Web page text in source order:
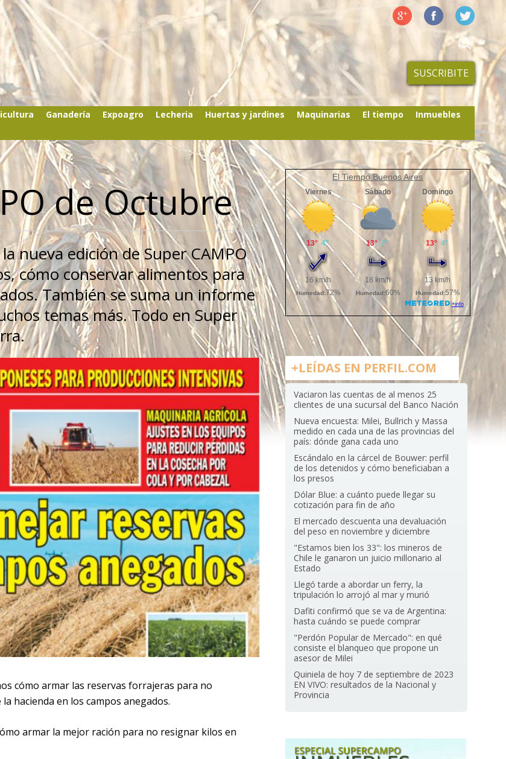
SUSCRIBITE
Ganadería Expoagro Lecheria Huertas y jardines Maquinarias El tiempo
Inmuebles
de Octubre
nueva edición de Super CAMPO
cómo conservar alimentos para
También se suma un informe
temas más. Todo en Super
cómo armar las reservas forrajeras para no
hacienda en los campos anegados.
armar la mejor ración para no resignar kilos en
El Tiempo Buenos Aires
+LEÍDAS EN PERFIL.COM
Vaciaron las cuentas de al menos 25
clientes de una sucursal del Banco Nación
Nueva encuesta: Milei, Bullrich y Massa
medido en cada una de las provincias del
país: dónde gana cada uno
Escándalo en la cárcel de Bouwer: perfil
de los detenidos y cómo beneficiaban a
los presos
Dólar Blue: a cuánto puede llegar su
cotización para fin de año
El mercado descuenta una devaluación
del peso en noviembre y diciembre
"Estamos bien los 33": los mineros de
Chile le ganaron un juicio millonario al
Estado
Llegó tarde a abordar un ferry, la
tripulación lo arrojó al mar y murió
Dafiti confirmó que se va de Argentina:
hasta cuándo se puede comprar
"Perdón Popular de Mercado": en qué
consiste el blanqueo que propone un
asesor de Milei
Quiniela de hoy 7 de septiembre de 2023
EN VIVO: resultados de la Nacional y
Provincia